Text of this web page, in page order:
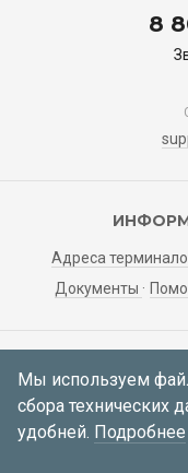
8
Адреса
Документы
Мои
Мы используем
сбора технических
удобней. Подробнее